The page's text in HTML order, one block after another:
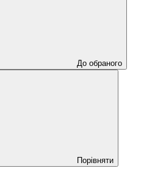
До обраного
Порівняти